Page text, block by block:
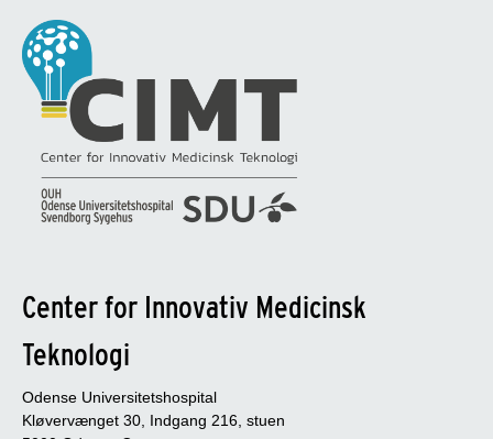
Center for Innovativ Medicinsk
Teknologi
Odense Universitetshospital
Kløvervænget 30, Indgang 216, stuen